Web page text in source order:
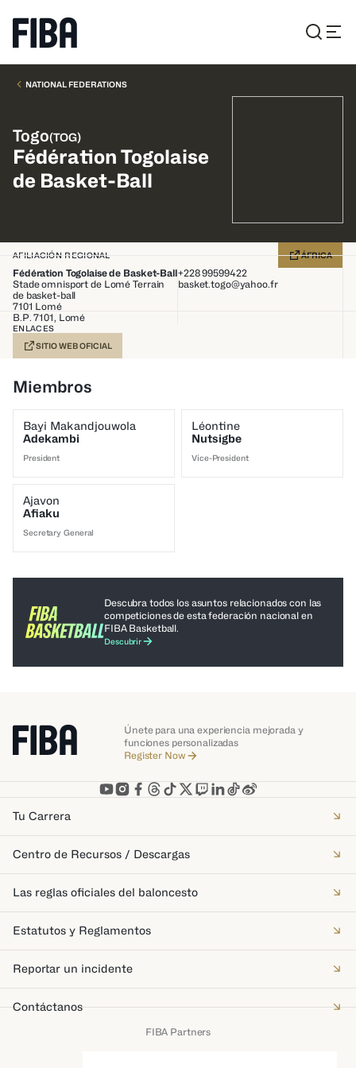
NATIONAL FEDERATIONS
Togo(TOG)
Fédération Togolaise
de Basket-Ball
AFILIACIÓN REGIONAL ÁFRICA
Fédération Togolaise de Basket-Ball
Stade omnisport de Lomé Terrain
de basket-ball
7101 Lomé
B.P. 7101, Lomé
+228 99599422
basket.togo@yahoo.fr
ENLACES
SITIO WEB OFICIAL
Miembros
Bayi Makandjouwola
Adekambi
President
Léontine
Nutsigbe
Vice-President
Ajavon
Afiaku
Secretary General
Descubra todos los asuntos relacionados con las
competiciones de esta federación nacional en
FIBA Basketball.
Descubrir
Únete para una experiencia mejorada y
funciones personalizadas
Register Now
Tu Carrera
Centro de Recursos / Descargas
Las reglas oficiales del baloncesto
Estatutos y Reglamentos
Reportar un incidente
Contáctanos
FIBA Partners